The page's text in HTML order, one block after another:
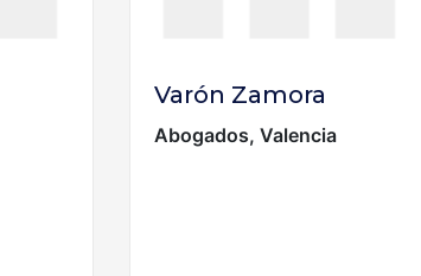
Varón Zamora
Abogados, Valencia